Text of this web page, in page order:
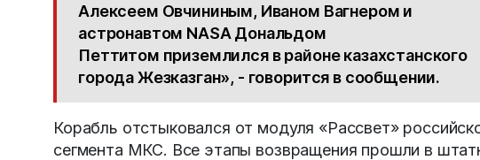
Алексеем Овчининым, Иваном Вагнером и
астронавтом NASA Дональдом
Петтитом приземлился в районе казахстанского
города Жезказган», - говорится в сообщении.
Корабль отстыковался от модуля «Рассвет»
сегмента МКС. Все этапы возвращения прошли в